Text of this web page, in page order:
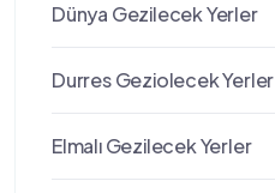
Dünya Gezilecek Yerler
Durres Geziolecek Yerler
Elmalı Gezilecek Yerler